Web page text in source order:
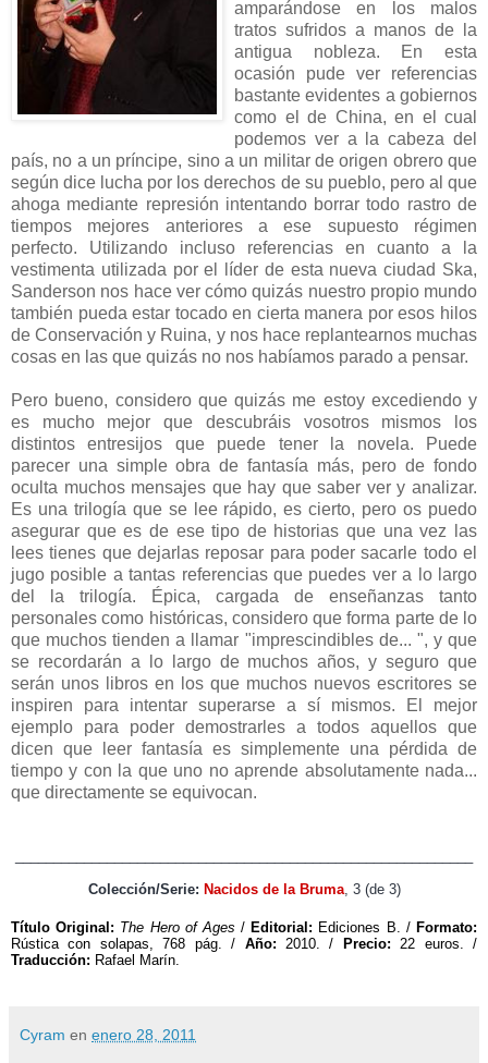
amparándose en los malos
tratos sufridos a manos de la
antigua nobleza. En esta
ocasión pude ver referencias
bastante evidentes a gobiernos
como el de China, en el cual
podemos ver a la cabeza del
país, no a un príncipe, sino a un militar de origen obrero que
según dice lucha por los derechos de su pueblo, pero al que
ahoga mediante represión intentando borrar todo rastro de
tiempos mejores anteriores a ese supuesto régimen
perfecto. Utilizando incluso referencias en cuanto a la
vestimenta utilizada por el líder de esta nueva ciudad Ska,
Sanderson nos hace ver cómo quizás nuestro propio mundo
también pueda estar tocado en cierta manera por esos hilos
de Conservación y Ruina, y nos hace replantearnos muchas
cosas en las que quizás no nos habíamos parado a pensar.
Pero bueno, considero que quizás me estoy excediendo y
es mucho mejor que descubráis vosotros mismos los
distintos entresijos que puede tener la novela. Puede
parecer una simple obra de fantasía más, pero de fondo
oculta muchos mensajes que hay que saber ver y analizar.
Es una trilogía que se lee rápido, es cierto, pero os puedo
asegurar que es de ese tipo de historias que una vez las
lees tienes que dejarlas reposar para poder sacarle todo el
jugo posible a tantas referencias que puedes ver a lo largo
del la trilogía. Épica, cargada de enseñanzas tanto
personales como históricas, considero que forma parte de lo
que muchos tienden a llamar "imprescindibles de... ", y que
se recordarán a lo largo de muchos años, y seguro que
serán unos libros en los que muchos nuevos escritores se
inspiren para intentar superarse a sí mismos. El mejor
ejemplo para poder demostrarles a todos aquellos que
dicen que leer fantasía es simplemente una pérdida de
tiempo y con la que uno no aprende absolutamente nada...
que directamente se equivocan.
Colección/Serie: Nacidos de la Bruma, 3 (de 3)
Título Original: The Hero of Ages / Editorial: Ediciones B . / Formato:
Rústica con solapas, 768 pág. / Año: 2010. / Precio:
22 euros. /
Traducción: Rafael Marín.
Cyram en enero 28, 2011